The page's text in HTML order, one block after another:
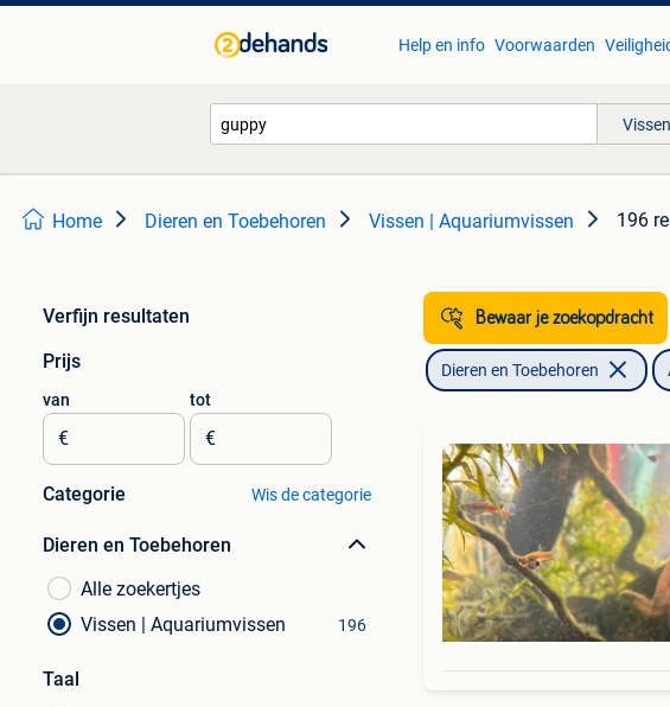
Help en info Voorwaarden
Home Dieren en Toebehoren Vissen | Aquariumvissen 196
Verfijn resultaten
Prijs
van
€
tot
€
Categorie Wis de categorie
Dieren en Toebehoren
Alle zoekertjes
Vissen | Aquariumvissen
196
Taal
Bewaar je zoekopdracht
Dieren en Toebehoren